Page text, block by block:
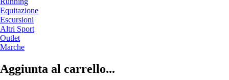
Equitazione
Escursioni
Altri Sport
Outlet
Marche
Aggiunta al carrello...